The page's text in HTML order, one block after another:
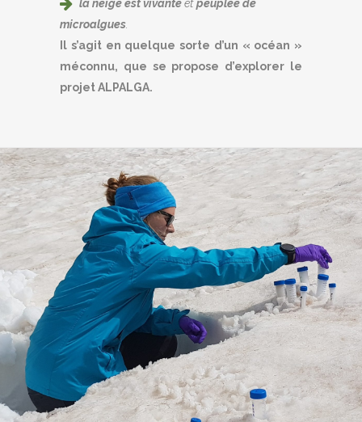
la neige est vivanteetpeuplée de
microalgues
Il s’agit en quelque sorte d’un « océan »
méconnu, que se propose d’explorer le
projet ALPALGA.